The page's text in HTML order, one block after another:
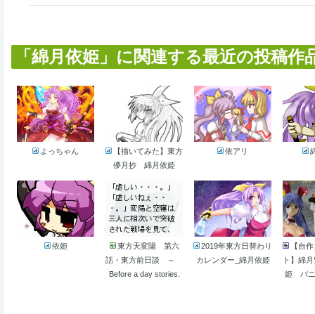
「綿月依姫」に関連する最近の投稿作
よっちゃん
【描いてみた】東方
儚月抄 綿月依姫
依アリ
依姫
東方天変陽 第六
話・東方前日談 ～
Before a day stories.
2019年東方日替わり
カレンダー_綿月依姫
【自
ト】綿
姫 バニ